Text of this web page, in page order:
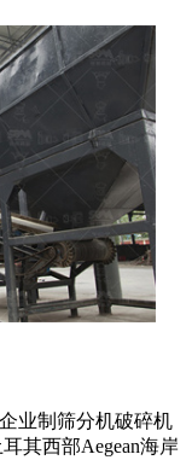
业制筛分机破碎机
其西部Aegean海岸